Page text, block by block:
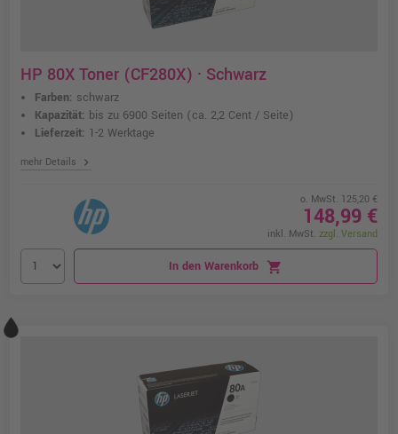
HP 80X Toner (CF280X) · Schwarz
Farben: schwarz
Kapazität: bis zu 6900 Seiten (ca. 2,2 Cent / Seite)
Lieferzeit: 1-2 Werktage
mehr Details chevron_right
o. MwSt. 125,20 €
148,99 €
inkl. MwSt. zzgl. Versand
In den Warenkorb shopping_cart